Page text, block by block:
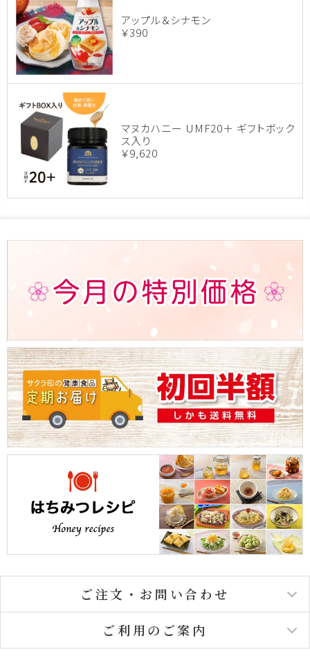
アップル＆シナモン
￥390
マヌカハニー UMF20＋ ギフトボック
ス入り
￥9,620
ご注文・お問い合わせ
ご利用のご案内